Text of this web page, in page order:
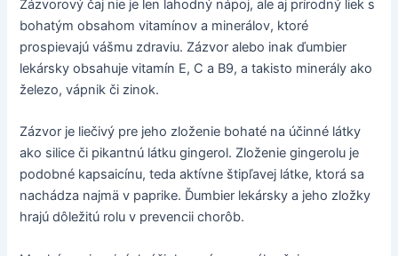
Zázvorový čaj nie je len lahodný nápoj, ale aj prírodný liek s
bohatým obsahom vitamínov a minerálov, ktoré
prospievajú vášmu zdraviu. Zázvor alebo inak ďumbier
lekársky obsahuje vitamín E, C a B9, a takisto minerály ako
železo, vápnik či zinok.
Zázvor je liečivý pre jeho zloženie bohaté na účinné látky
ako silice či pikantnú látku gingerol. Zloženie gingerolu je
podobné kapsaicínu, teda aktívne štipľavej látke, ktorá sa
nachádza najmä v paprike. Ďumbier lekársky a jeho zložky
hrajú dôležitú rolu v prevencii chorôb.